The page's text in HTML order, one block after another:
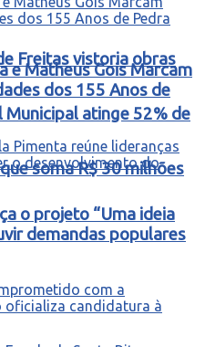
Freitas vistoria obras
atinge 52% de
soma R$ 30 milhões
e Matheus Gois Marcam
dos 155 Anos de
o projeto “Uma ideia
demandas populares